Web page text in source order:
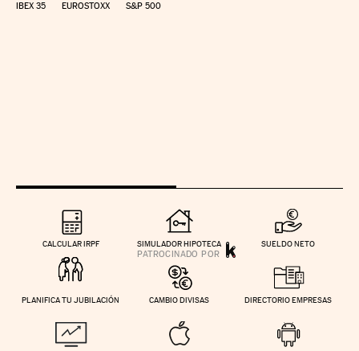
IBEX 35 EUROSTOXX S&P 500
CALCULAR IRPF SIMULADOR HIPOTECA SUELDO NETO
PLANIFICA TU JUBILACIÓN CAMBIO DIVISAS DIRECTORIO EMPRESAS